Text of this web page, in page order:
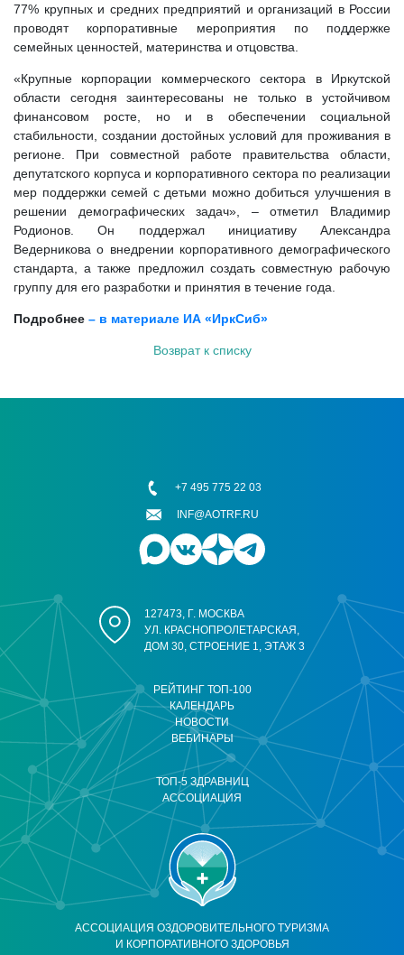
77% крупных и средних предприятий и организаций в России
проводят корпоративные мероприятия по поддержке
семейных ценностей, материнства и отцовства.
«Крупные корпорации коммерческого сектора в Иркутской
области сегодня заинтересованы не только в устойчивом
финансовом росте, но и в обеспечении социальной
стабильности, создании достойных условий для проживания в
регионе. При совместной работе правительства области,
депутатского корпуса и корпоративного сектора по реализации
мер поддержки семей с детьми можно добиться улучшения в
решении демографических задач», – отметил Владимир
Родионов. Он поддержал инициативу Александра
Ведерникова о внедрении корпоративного демографического
стандарта, а также предложил создать совместную рабочую
группу для его разработки и принятия в течение года.
Подробнее – в материале ИА «ИркСиб»
Возврат к списку
АССОЦИАЦИЯ ОЗДОРОВИТЕЛЬНОГО ТУРИЗМА
И КОРПОРАТИВНОГО ЗДОРОВЬЯ
РЕЙТИНГ ТОП-100
КАЛЕНДАРЬ
НОВОСТИ
ВЕБИНАРЫ
ТОП-5 ЗДРАВНИЦ
АССОЦИАЦИЯ
127473, Г. МОСКВА
УЛ. КРАСНОПРОЛЕТАРСКАЯ,
ДОМ 30, СТРОЕНИЕ 1, ЭТАЖ 3
+7 495 775 22 03
INF@AOTRF.RU